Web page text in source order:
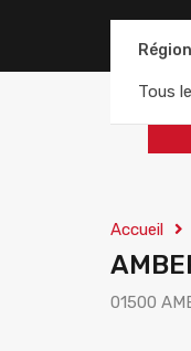
Région
Tous
Accueil
01500